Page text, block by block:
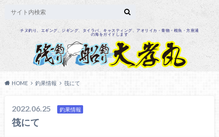
チヌ釣り、エギング、ジギング、タイラバ、キャスティング、アオリイカ・青物・根魚・方座浦
の海をガイドします
HOME 釣果情報 筏にて
2022.06.25 釣果情報
筏にて